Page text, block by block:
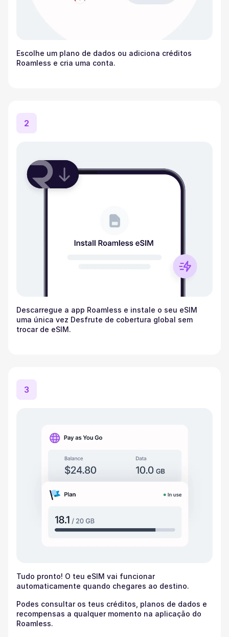
Escolhe um plano de dados ou adiciona créditos
Roamless e cria uma conta.
2
Descarregue a app Roamless e instale o seu eSIM
uma única vez Desfrute de cobertura global sem
trocar de eSIM.
3
Tudo pronto! O teu eSIM vai funcionar
automaticamente quando chegares ao destino.
Podes consultar os teus créditos, planos de dados e
recompensas a qualquer momento na aplicação do
Roamless.